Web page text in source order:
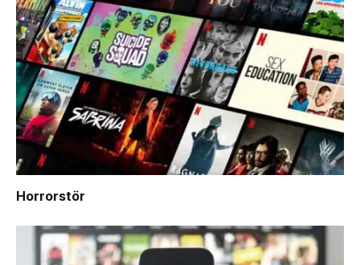
Horrorstör